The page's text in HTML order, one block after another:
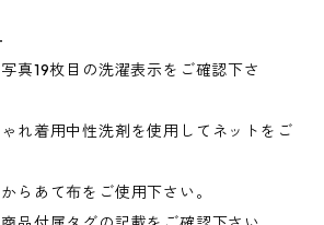
真19枚目の洗濯表示をご確認下さ
れ着用中性洗剤を使用してネットをご
らあて布をご使用下さい。